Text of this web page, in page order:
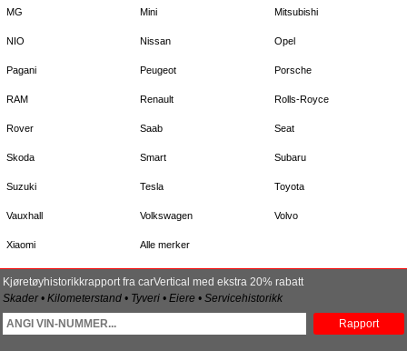
MG Mini Mitsubishi
NIO Nissan Opel
Pagani Peugeot Porsche
RAM Renault Rolls-Royce
Rover Saab Seat
Skoda Smart Subaru
Suzuki Tesla Toyota
Vauxhall Volkswagen Volvo
Xiaomi Alle merker
Kjøretøyhistorikkrapport fra carVertical med ekstra 20% rabatt
Skader • Kilometerstand • Tyveri • Eiere • Servicehistorikk
Rapport